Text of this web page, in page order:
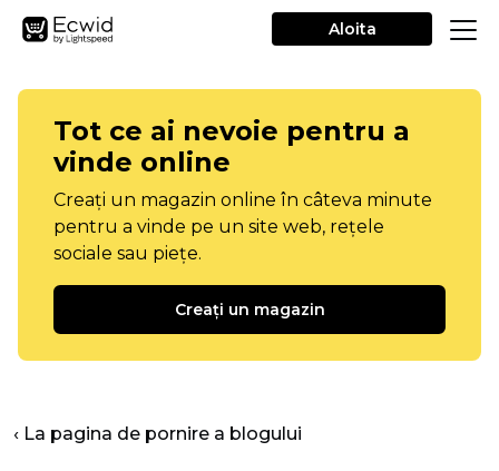
Aloita
Tot ce ai nevoie pentru a
vinde online
Creați un magazin online în câteva minute
pentru a vinde pe un site web, rețele
sociale sau piețe.
Creați un magazin
‹ La pagina de pornire a blogului